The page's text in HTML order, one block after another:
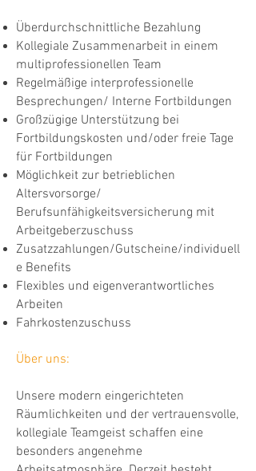
Überdurchschnittliche Bezahlung
Kollegiale Zusammenarbeit in einem
multiprofessionellen Team
Regelmäßige interprofessionelle
Besprechungen/ Interne Fortbildungen
Großzügige Unterstützung bei
Fortbildungskosten und/oder freie Tage
für Fortbildungen
Möglichkeit zur betrieblichen
Altersvorsorge/
Berufsunfähigkeitsversicherung mit
Arbeitgeberzuschuss
Zusatzzahlungen/Gutscheine/individuell
e Benefits
Flexibles und eigenverantwortliches
Arbeiten
Fahrkostenzuschuss
Über uns:
Unsere modern eingerichteten
Räumlichkeiten und der vertrauensvolle,
kollegiale Teamgeist schaffen eine
besonders angenehme